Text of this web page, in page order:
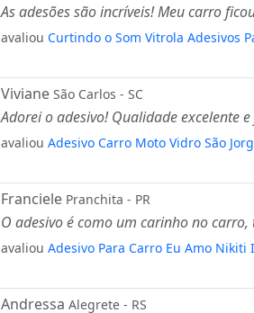
As adesões são incríveis! Meu carro
avaliou Curtindo o Som Vitrola Adesivos
Viviane São Carlos - SC
Adorei o adesivo! Qualidade excelente
avaliou Adesivo Carro Moto Vidro São
Franciele Pranchita - PR
O adesivo é como um carinho no
avaliou Adesivo Para Carro Eu Amo
Andressa Alegrete - RS